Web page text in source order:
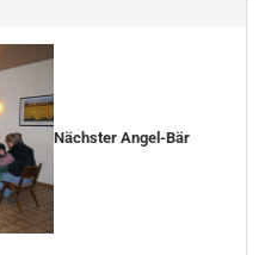
Nächster Angel-Bär